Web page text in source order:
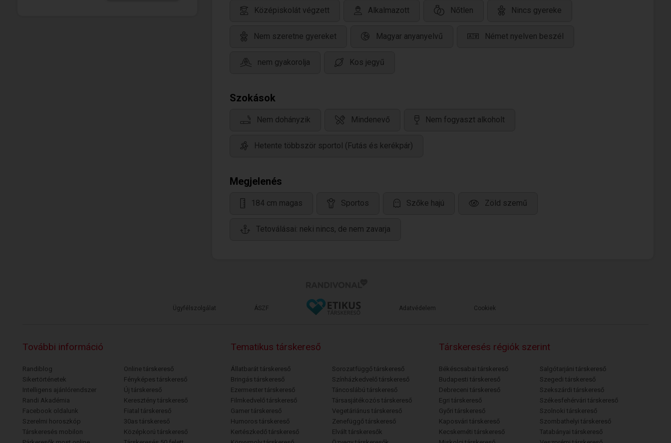
Középiskolát végzett Alkalmazott Nőtlen Nincs gyereke
Nem szeretne gyereket Magyar anyanyelvű Német nyelven beszél
nem gyakorolja Kos jegyű
Szokások
Nem dohányzik Mindenevő Nem fogyaszt alkoholt
Hetente többször sportol (Futás és kerékpár)
Megjelenés
184 cm magas Sportos Szőke hajú Zöld szemű
Tetoválásai: neki nincs, de nem zavarja
Ügyfélszolgálat ÁSZF Adatvédelem Cookiek
További információ
Randiblog
Sikertörténetek
Intelligens ajánlórendszer
Randi Akadémia
Facebook oldalunk
Szerelmi horoszkóp
Társkeresés mobilon
Online társkereső
Fényképes társkereső
Új társkereső
Keresztény társkereső
Fiatal társkereső
30as társkereső
Középkorú társkereső
Tematikus társkereső
Állatbarát társkereső
Bringás társkereső
Ezermester társkereső
Filmkedvelő társkereső
Gamer társkereső
Humoros társkereső
Kertészkedő társkereső
Sorozatfüggő társkereső
Színházkedvelő társkereső
Táncoslábú társkereső
Társasjátékozós társkereső
Vegetáriánus társkereső
Zenefüggő társkereső
Elvált társkeresők
Társkeresés régiók szerint
Békéscsabai társkereső
Budapesti társkereső
Debreceni társkereső
Egri társkereső
Győri társkereső
Kaposvári társkereső
Kecskeméti társkereső
Salgótarjáni társkereső
Szegedi társkereső
Szekszárdi társkereső
Székesfehérvári társkereső
Szolnoki társkereső
Szombathelyi társkereső
Tatabányai társkereső